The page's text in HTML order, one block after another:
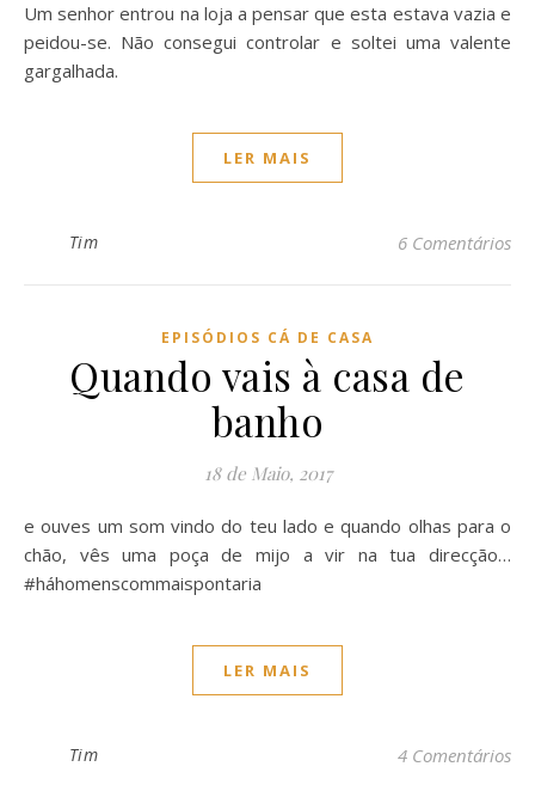
Um senhor entrou na loja a pensar que esta estava vazia e
peidou-se. Não consegui controlar e soltei uma valente
gargalhada.
LER MAIS
Tim 6 Comentários
EPISÓDIOS CÁ DE CASA
Quando vais à casa de
banho
18 de Maio, 2017
e ouves um som vindo do teu lado e quando olhas para o
chão, vês uma poça de mijo a vir na tua direcção…
#háhomenscommaispontaria
LER MAIS
Tim 4 Comentários